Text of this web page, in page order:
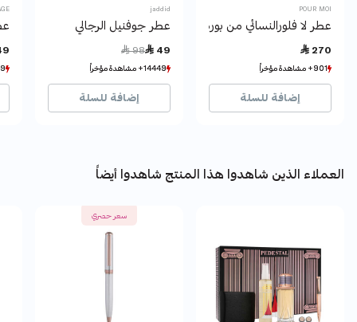
POUR MOI
عطر لا فلورالنسائي من بورموا
 270
901+ مشاهدة مؤخراً
960+ بيع مؤخراً
901+ مشاهدة مؤخراً
960+ بيع مؤخراً
إضافة للسلة
jaddid
عطر جوفنيل الرجالي
 49
Price reduced from
 98
14449+ مشاهدة مؤخراً
8950+ بيع مؤخراً
14449+ مشاهدة مؤخراً
8950+ بيع مؤخراً
إضافة للسلة
العملاء الذين شاهدوا هذا المنتج شاهدوا أيضاً
سعر حصري